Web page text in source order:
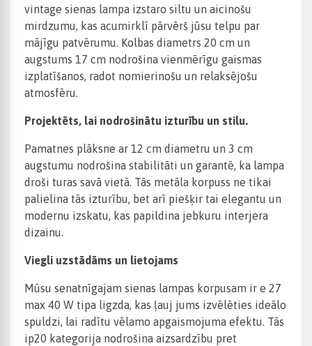
vintage sienas lampa izstaro siltu un aicinošu
mirdzumu, kas acumirklī pārvērš jūsu telpu par
mājīgu patvērumu. Kolbas diametrs 20 cm un
augstums 17 cm nodrošina vienmērīgu gaismas
izplatīšanos, radot nomierinošu un relaksējošu
atmosfēru.
Projektēts, lai nodrošinātu izturību un stilu.
Pamatnes plāksne ar 12 cm diametru un 3 cm
augstumu nodrošina stabilitāti un garantē, ka lampa
droši turas savā vietā. Tās metāla korpuss ne tikai
palielina tās izturību, bet arī piešķir tai elegantu un
modernu izskatu, kas papildina jebkuru interjera
dizainu.
Viegli uzstādāms un lietojams
Mūsu senatnīgajam sienas lampas korpusam ir e 27
max 40 W tipa ligzda, kas ļauj jums izvēlēties ideālo
spuldzi, lai radītu vēlamo apgaismojuma efektu. Tās
ip20 kategorija nodrošina aizsardzību pret